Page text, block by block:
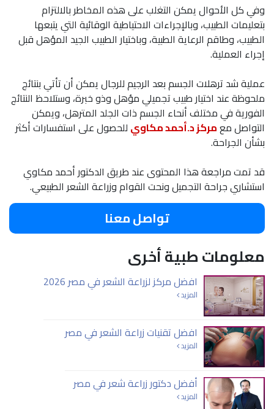
وفي كل الأحوال يمكن التغلب على هذه المخاطر بالالتزام
بتعليمات الطبيب، وبالإجراءات الاحتياطية الوقائية التي يتبعها
الطبيب، وطاقم الرعاية الطبية، وباختيار الطبيب الجيد المؤهل قبل
إجراء العملية.
عملية شد ترهلات الجسم بعد الرجيم للرجال يمكن أن تأتي بنتائج
ملحوظة عند اختيار طبيب تجميلي مؤهل وذو خبرة، وستلاحظ النتائج
الفورية في مختلف أنحاء الجسم ذات الجلد المترهل، ويمكن
التواصل معمركز د.أحمد مكاوي للحصول على استفسارات أكثر
بشأن الجراحة.
قد تمت مراجعة هذا المحتوى عند طريق الدكتور أحمد مكاوي
استشاري جراحة التجميل ونحت القوام وزراعة الشعر الطبيعي.
تواصل معنا
معلومات طبية أخرى
افضل مركز لزراعة الشعر في مصر 2026
المزيد
افضل تقنيات زراعة الشعر في مصر
المزيد
أفضل دكتور زراعة شعر في مصر
المزيد